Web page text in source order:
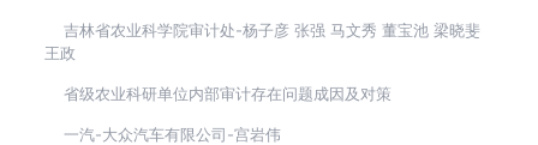
吉林省农业科学院审计处-杨子彦 张强 马文秀 董宝池 梁晓斐
王政
省级农业科研单位内部审计存在问题成因及对策
一汽-大众汽车有限公司-宫岩伟